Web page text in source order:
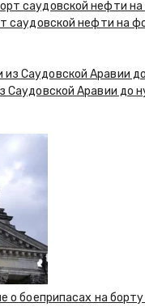
саудовской нефти на
Аравии до
о боеприпасах на